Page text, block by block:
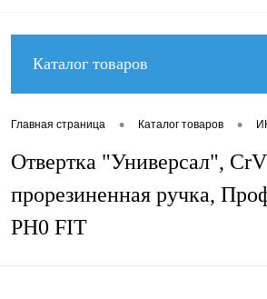
Каталог товаров
Главная страница • Каталог товаров •
Отвертка "Универсал", CrV
прорезиненная ручка,
РН0 FIT